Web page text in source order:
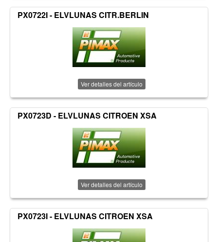
PX0722I - ELVLUNAS CITR.BERLIN
Ver detalles del artículo
PX0723D - ELVLUNAS CITROEN XSA
Ver detalles del artículo
PX0723I - ELVLUNAS CITROEN XSA